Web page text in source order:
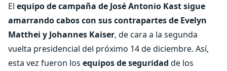
El equipo de campaña de José Antonio Kast sigue
amarrando cabos con sus contrapartes de Evelyn
Matthei y Johannes Kaiser, de cara a la segunda
vuelta presidencial del próximo 14 de diciembre. Así,
esta vez fueron los equipos de seguridad de los